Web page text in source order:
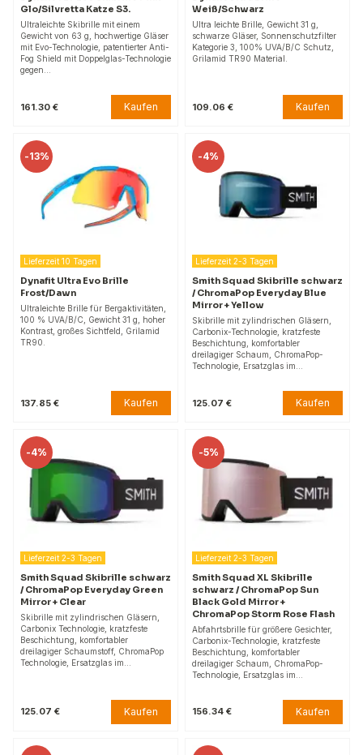
Glo/Silvretta Katze S3.
Ultraleichte Skibrille mit einem
Gewicht von 63 g, hochwertige Gläser
mit Evo-Technologie, patentierter Anti-
Fog Shield mit Doppelglas-Technologie
gegen…
161.30 € Kaufen
Weiß/Schwarz
Ultra leichte Brille, Gewicht 31 g,
schwarze Gläser, Sonnenschutzfilter
Kategorie 3, 100% UVA/B/C Schutz,
Grilamid TR90 Material.
109.06 € Kaufen
-13%
Lieferzeit 10 Tagen
Dynafit Ultra Evo Brille
Frost/Dawn
Ultraleichte Brille für Bergaktivitäten,
100 % UVA/B/C, Gewicht 31 g, hoher
Kontrast, großes Sichtfeld, Grilamid
TR90.
137.85 € Kaufen
-4%
Lieferzeit 2-3 Tagen
Smith Squad Skibrille schwarz
/ ChromaPop Everyday Blue
Mirror + Yellow
Skibrille mit zylindrischen Gläsern,
Carbonix-Technologie, kratzfeste
Beschichtung, komfortabler
dreilagiger Schaum, ChromaPop-
Technologie, Ersatzglas im…
125.07 € Kaufen
-4%
Lieferzeit 2-3 Tagen
Smith Squad Skibrille schwarz
/ ChromaPop Everyday Green
Mirror + Clear
Skibrille mit zylindrischen Gläsern,
Carbonix Technologie, kratzfeste
Beschichtung, komfortabler
dreilagiger Schaumstoff, ChromaPop
Technologie, Ersatzglas im…
125.07 € Kaufen
-5%
Lieferzeit 2-3 Tagen
Smith Squad XL Skibrille
schwarz / ChromaPop Sun
Black Gold Mirror +
ChromaPop Storm Rose Flash
Abfahrtsbrille für größere Gesichter,
Carbonix-Technologie, kratzfeste
Beschichtung, komfortabler
dreilagiger Schaum, ChromaPop-
Technologie, Ersatzglas im…
156.34 € Kaufen